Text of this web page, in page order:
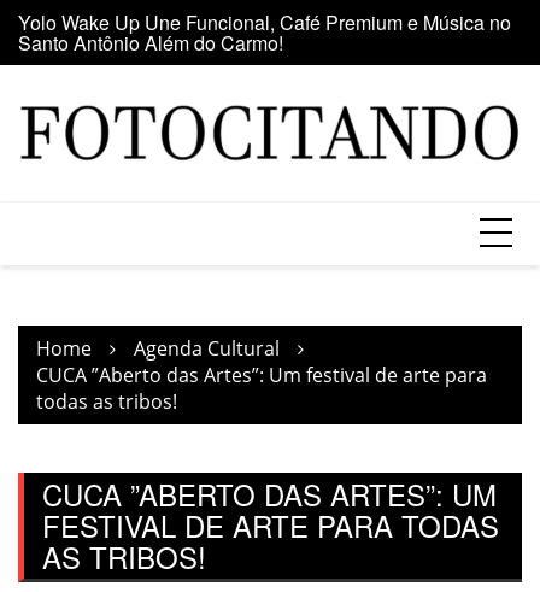
Skip
content
Maior clube de vinil da América Latina participa da Feira
do Vinil no Shopping Center Lapa
Home
Agenda Cultural
CUCA ”Aberto das Artes”: Um festival de arte para
todas as tribos!
CUCA ”ABERTO DAS ARTES”: UM
FESTIVAL DE ARTE PARA TODAS
AS TRIBOS!